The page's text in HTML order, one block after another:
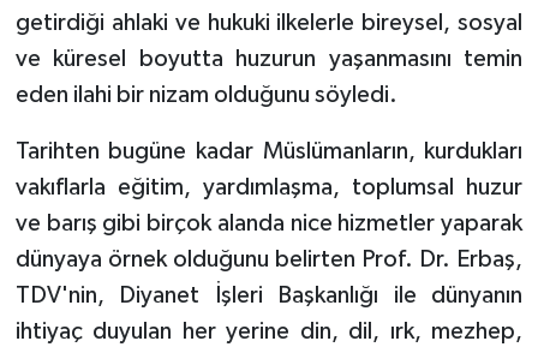
getirdiği ahlaki ve hukuki ilkelerle bireysel, sosyal
ve küresel boyutta huzurun yaşanmasını temin
eden ilahi bir nizam olduğunu söyledi.
Tarihten bugüne kadar Müslümanların, kurdukları
vakıflarla eğitim, yardımlaşma, toplumsal huzur
ve barış gibi birçok alanda nice hizmetler yaparak
dünyaya örnek olduğunu belirten Prof. Dr. Erbaş,
TDV'nin, Diyanet İşleri Başkanlığı ile dünyanın
ihtiyaç duyulan her yerine din, dil, ırk, mezhep,
Bolu Müftülüğü
Çanakkale Müftülüğü
Çankırı Müftülüğü
Makaleler
Podcast
Bilim, Teknoloji